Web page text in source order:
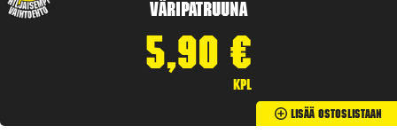
Väripatruuna
5,90 €
kpl
Lisää Ostoslistaan